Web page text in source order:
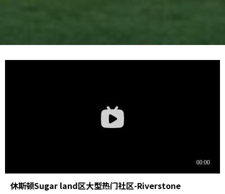
休斯顿Sugar land区大型热门社区-Riverstone